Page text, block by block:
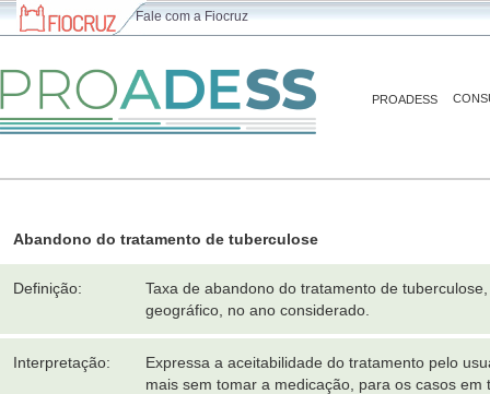
Fale com a Fiocruz
PROADESS
Abandono do tratamento de tuberculose
Definição:
Taxa de abandono do tratamento de
geográfico, no ano considerado.
Interpretação:
Expressa a aceitabilidade do tratamento pelo
mais sem tomar a medicação, para os casos